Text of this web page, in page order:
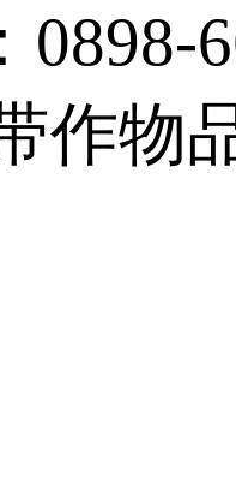
0898-
作物